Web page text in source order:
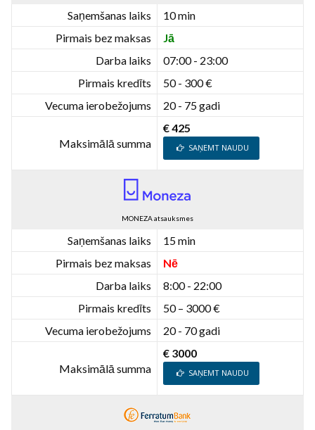
Saņemšanas laiks
10 min
Pirmais bez maksas
Jā
Darba laiks
07:00 - 23:00
Pirmais kredīts
50 - 300 €
Vecuma ierobežojums
20 - 75 gadi
Maksimālā summa
€ 425
SAŅEMT NAUDU
MONEZA atsauksmes
Saņemšanas laiks
15 min
Pirmais bez maksas
Nē
Darba laiks
8:00 - 22:00
Pirmais kredīts
50 – 3000 €
Vecuma ierobežojums
20 - 70 gadi
Maksimālā summa
€ 3000
SAŅEMT NAUDU